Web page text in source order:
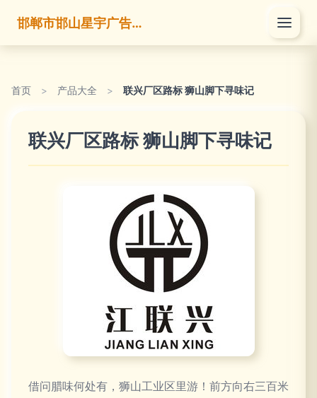
邯郸市邯山星宇广告有限公司
首页 > 产品大全 > 联兴厂区路标 狮山脚下寻味记
联兴厂区路标 狮山脚下寻味记
借问腊味何处有，狮山工业区里游！前方向右三百米